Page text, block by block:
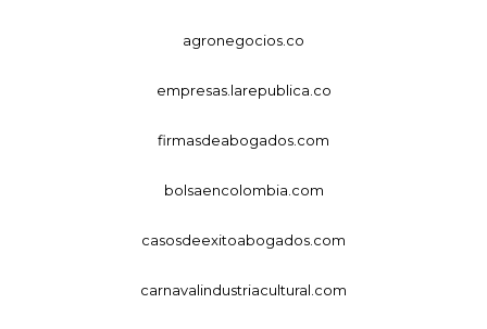
agronegocios.co
empresas.larepublica.co
firmasdeabogados.com
bolsaencolombia.com
casosdeexitoabogados.com
carnavalindustriacultural.com